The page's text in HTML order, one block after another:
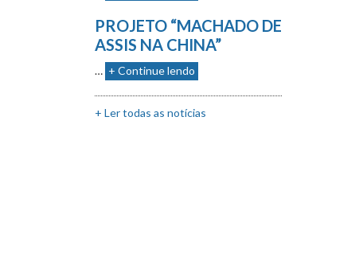
PROJETO “MACHADO DE
ASSIS NA CHINA”
… + Continue lendo
+ Ler todas as notícias